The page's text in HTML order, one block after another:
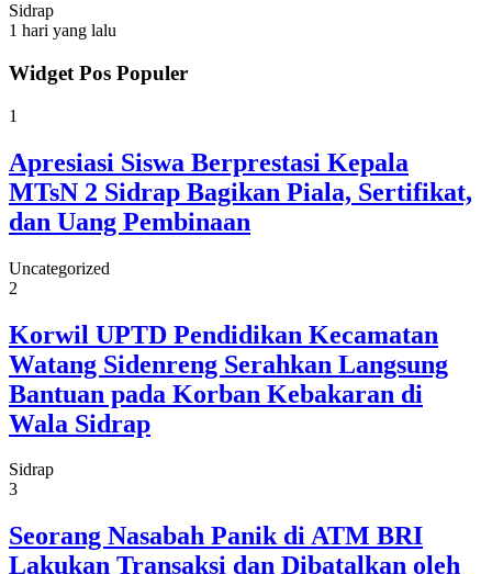
Sidrap
1 hari yang lalu
Widget Pos Populer
1
Apresiasi Siswa Berprestasi Kepala
MTsN 2 Sidrap Bagikan Piala, Sertifikat,
dan Uang Pembinaan
Uncategorized
2
Korwil UPTD Pendidikan Kecamatan
Watang Sidenreng Serahkan Langsung
Bantuan pada Korban Kebakaran di
Wala Sidrap
Sidrap
3
Seorang Nasabah Panik di ATM BRI
Lakukan Transaksi dan Dibatalkan oleh